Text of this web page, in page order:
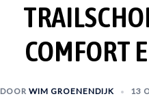
COMFORT
DOOR WIM GROENENDIJK 13